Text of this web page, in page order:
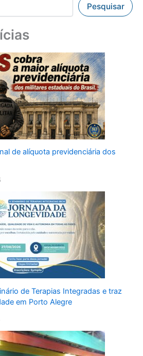
Pesquisar
de alíquota previdenciária dos
de Terapias Integradas e traz
em Porto Alegre